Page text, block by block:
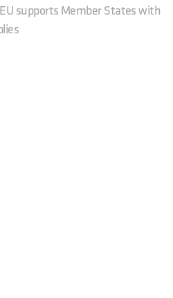
supports Member States with